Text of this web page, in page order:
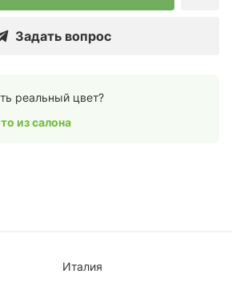
Задать вопрос
реальный цвет?
из салона
Италия